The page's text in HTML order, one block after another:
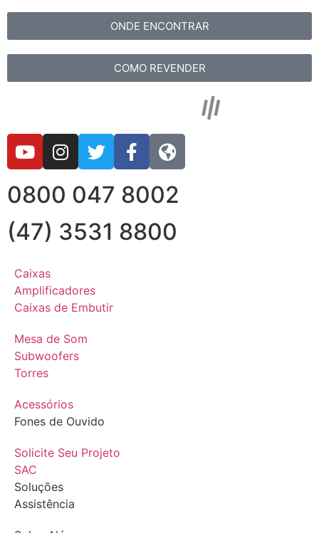
ONDE ENCONTRAR
COMO REVENDER
0800 047 8002
(47) 3531 8800
Caixas
Amplificadores
Caixas de Embutir
Mesa de Som
Subwoofers
Torres
Acessórios
Fones de Ouvido
Solicite Seu Projeto
SAC
Soluções
Assistência